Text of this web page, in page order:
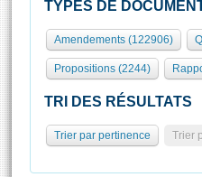
Présidence
577 députés
Groupes politiques
Séance publique
Commissions et autres
Europe et International
Pétitions
Rôle et pouvoirs de
Organisation de
Présidence Conférence
Statistiques et chiffres
Visiter l'Assemblée
Visite virtuelle du
Assister à une séance
TYPES DE
Amendements (122906)
Propositions (2244)
TRI DES RÉSULTATS
Trier par pertinence Trier